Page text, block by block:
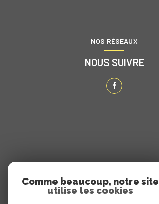
NOS RÉSEAUX
NOUS SUIVRE
NOUS ADHÉRONS
Comme beaucoup, notre site
utilise les cookies